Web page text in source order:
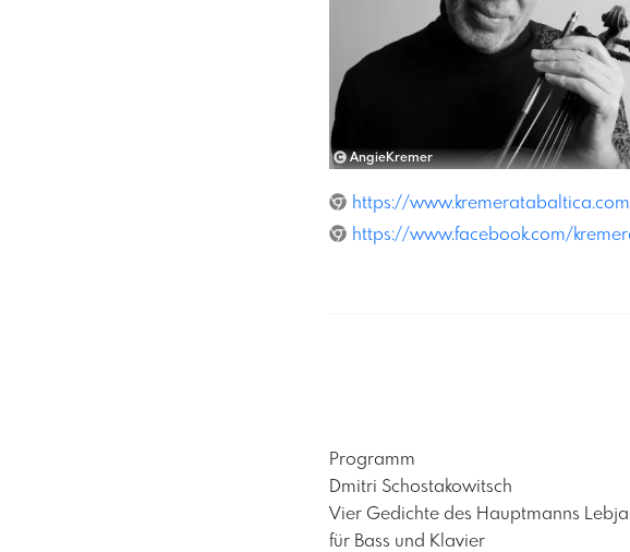
AngieKremer
Previous
https://
https://www.facebook.com/
Programm
Dmitri Schostakowitsch
Vier Gedichte des Hauptmanns
für Bass und Klavier